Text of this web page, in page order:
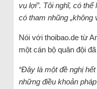
vụ lợi”. Tôi nghĩ, có
có tham nhũng „không
Nói với thoibao.de từ
một cán bộ quân đội
“Đây là một đề nghị
những điều khoản